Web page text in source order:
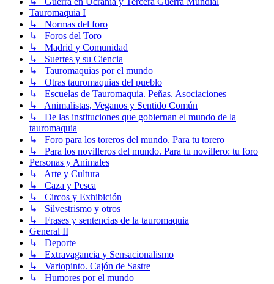
Tauromaquia I
↳ Normas del foro
↳ Foros del Toro
↳ Madrid y Comunidad
↳ Suertes y su Ciencia
↳ Tauromaquias por el mundo
↳ Otras tauromaquias del pueblo
↳ Escuelas de Tauromaquia. Peñas. Asociaciones
↳ Animalistas, Veganos y Sentido Común
↳ De las instituciones que gobiernan el mundo de la
tauromaquia
↳ Foro para los toreros del mundo. Para tu torero
↳ Para los novilleros del mundo. Para tu novillero: tu foro
Personas y Animales
↳ Arte y Cultura
↳ Caza y Pesca
↳ Circos y Exhibición
↳ Silvestrismo y otros
↳ Frases y sentencias de la tauromaquia
General II
↳ Deporte
↳ Extravagancia y Sensacionalismo
↳ Variopinto. Cajón de Sastre
↳ Humores por el mundo